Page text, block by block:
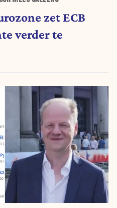
zet ECB
verder te